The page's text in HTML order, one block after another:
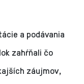
a podávania
zahŕňali čo
záujmov,